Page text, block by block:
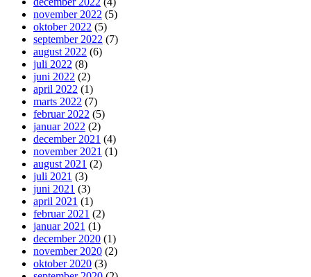
november 2022 (5)
oktober 2022 (5)
september 2022 (7)
august 2022 (6)
juli 2022 (8)
juni 2022 (2)
april 2022 (1)
marts 2022 (7)
februar 2022 (5)
januar 2022 (2)
december 2021 (4)
november 2021 (1)
august 2021 (2)
juli 2021 (3)
juni 2021 (3)
april 2021 (1)
februar 2021 (2)
januar 2021 (1)
december 2020 (1)
november 2020 (2)
oktober 2020 (3)